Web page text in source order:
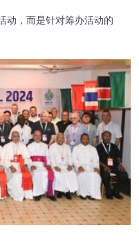
动，而是针对筹办活动的